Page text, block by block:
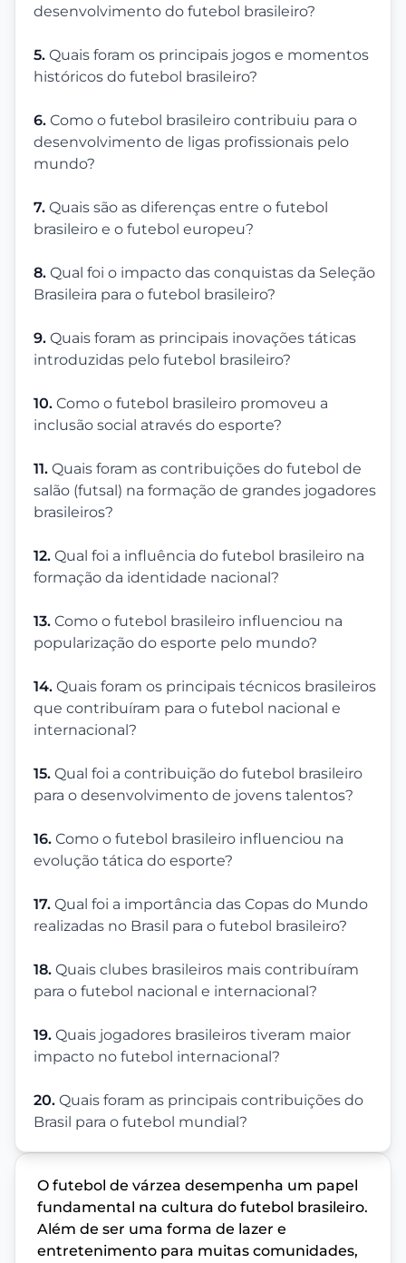
desenvolvimento do futebol brasileiro?
5. Quais foram os principais jogos e momentos
históricos do futebol brasileiro?
6. Como o futebol brasileiro contribuiu para o
desenvolvimento de ligas profissionais pelo
mundo?
7. Quais são as diferenças entre o futebol
brasileiro e o futebol europeu?
8. Qual foi o impacto das conquistas da Seleção
Brasileira para o futebol brasileiro?
9. Quais foram as principais inovações táticas
introduzidas pelo futebol brasileiro?
10. Como o futebol brasileiro promoveu a
inclusão social através do esporte?
11. Quais foram as contribuições do futebol de
salão (futsal) na formação de grandes jogadores
brasileiros?
12. Qual foi a influência do futebol brasileiro na
formação da identidade nacional?
13. Como o futebol brasileiro influenciou na
popularização do esporte pelo mundo?
14. Quais foram os principais técnicos brasileiros
que contribuíram para o futebol nacional e
internacional?
15. Qual foi a contribuição do futebol brasileiro
para o desenvolvimento de jovens talentos?
16. Como o futebol brasileiro influenciou na
evolução tática do esporte?
17. Qual foi a importância das Copas do Mundo
realizadas no Brasil para o futebol brasileiro?
18. Quais clubes brasileiros mais contribuíram
para o futebol nacional e internacional?
19. Quais jogadores brasileiros tiveram maior
impacto no futebol internacional?
20. Quais foram as principais contribuições do
Brasil para o futebol mundial?
O futebol de várzea desempenha um papel
fundamental na cultura do futebol brasileiro.
Além de ser uma forma de lazer e
entretenimento para muitas comunidades,